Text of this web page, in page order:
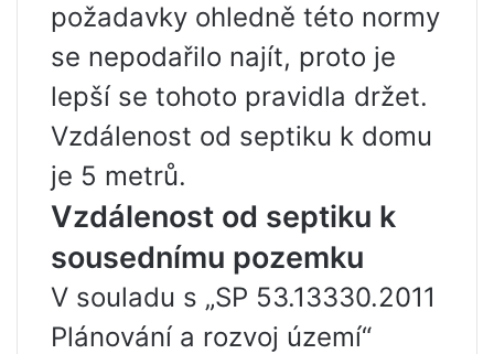
požadavky ohledně této normy
se nepodařilo najít, proto je
lepší se tohoto pravidla držet.
Vzdálenost od septiku k domu
je 5 metrů.
Vzdálenost od septiku k
sousednímu pozemku
V souladu s „SP 53.13330.2011
Plánování a rozvoj území“